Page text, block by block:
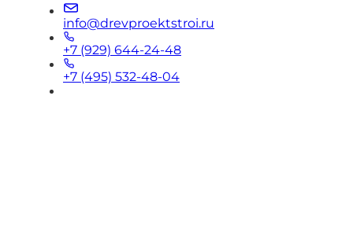
info@drevproektstroi.ru
+7 (929) 644-24-48
+7 (495) 532-48-04